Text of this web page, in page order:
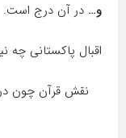
و… در آن درج است.
اقبال پاکستانی چه